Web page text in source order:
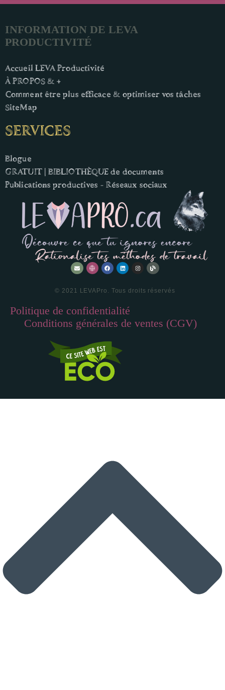
INFORMATION DE LEVA
PRODUCTIVITÉ
Accueil LEVA Productivité
À PROPOS & +
Comment être plus efficace & optimiser vos tâches
SiteMap
SERVICES
Blogue
GRATUIT | BIBLIOTHÈQUE de documents
Publications productives - Réseaux sociaux
© 2021 LEVAPro. Tous droits réservés
Politique de confidentialité
Conditions générales de ventes (CGV)